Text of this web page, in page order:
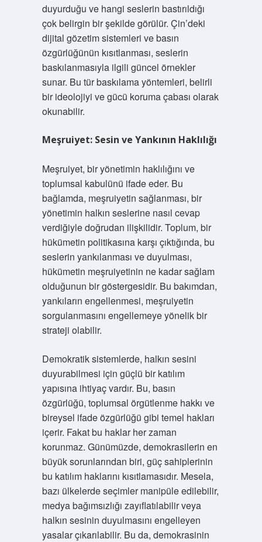
duyurduğu ve hangi seslerin bastırıldığı
çok belirgin bir şekilde görülür. Çin’deki
dijital gözetim sistemleri ve basın
özgürlüğünün kısıtlanması, seslerin
baskılanmasıyla ilgili güncel örnekler
sunar. Bu tür baskılama yöntemleri, belirli
bir ideolojiyi ve gücü koruma çabası olarak
okunabilir.
Meşruiyet: Sesin ve Yankının Haklılığı
Meşruiyet, bir yönetimin haklılığını ve
toplumsal kabulünü ifade eder. Bu
bağlamda, meşruiyetin sağlanması, bir
yönetimin halkın seslerine nasıl cevap
verdiğiyle doğrudan ilişkilidir. Toplum, bir
hükümetin politikasına karşı çıktığında, bu
seslerin yankılanması ve duyulması,
hükümetin meşruiyetinin ne kadar sağlam
olduğunun bir göstergesidir. Bu bakımdan,
yankıların engellenmesi, meşruiyetin
sorgulanmasını engellemeye yönelik bir
strateji olabilir.
Demokratik sistemlerde, halkın sesini
duyurabilmesi için güçlü bir katılım
yapısına ihtiyaç vardır. Bu, basın
özgürlüğü, toplumsal örgütlenme hakkı ve
bireysel ifade özgürlüğü gibi temel hakları
içerir. Fakat bu haklar her zaman
korunmaz. Günümüzde, demokrasilerin en
büyük sorunlarından biri, güç sahiplerinin
bu katılım haklarını kısıtlamasıdır. Mesela,
bazı ülkelerde seçimler manipüle edilebilir,
medya bağımsızlığı zayıflatılabilir veya
halkın sesinin duyulmasını engelleyen
yasalar çıkarılabilir. Bu da, demokrasinin